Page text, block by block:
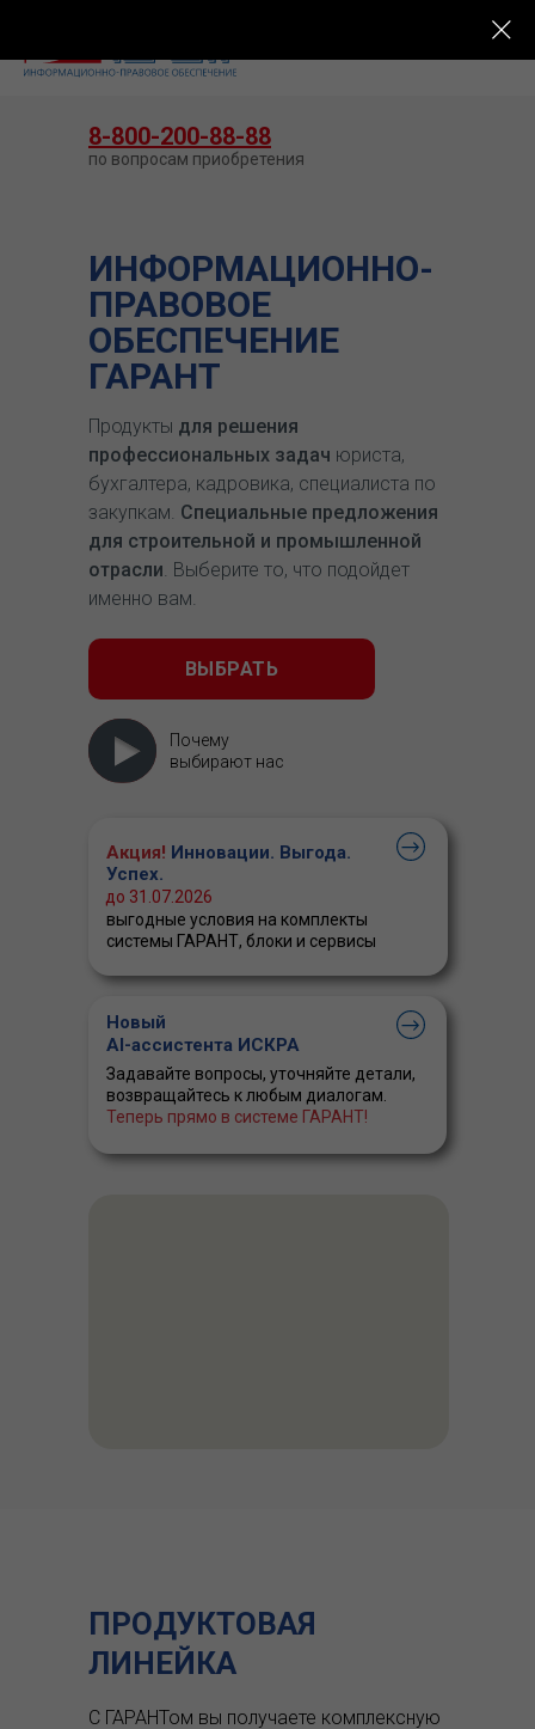
ИНФОРМАЦИОННО-
ПРАВОВОЕ
ОБЕСПЕЧЕНИЕ
ГАРАНТ
Продукты для решения
профессиональных задач юриста,
бухгалтера, кадровика, специалиста по
закупкам. Специальные предложения
для строительной и промышленной
отрасли. Выберите то, что подойдет
именно вам.
ВЫБРАТЬ
Почему
выбирают нас
Акция! Инновации. Выгода.
Успех.
выгодные условия на комплекты
системы ГАРАНТ, блоки и сервисы
до 31.07.2026
8-800-200-88-88
по вопросам приобретения
Новый
AI-ассистента ИСКРА
Задавайте вопросы, уточняйте детали,
возвращайтесь к любым диалогам.
Теперь прямо в системе ГАРАНТ!
ПРОДУКТОВАЯ
ЛИНЕЙКА
С ГАРАНТом вы получаете комплексную